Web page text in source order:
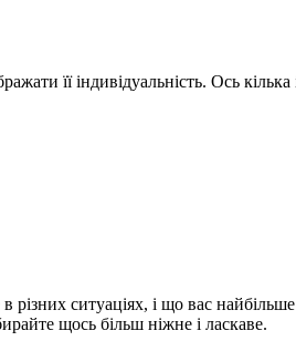
її індивідуальність. Ось
різних ситуаціях, і що вас
щось більш ніжне і ласкаве.